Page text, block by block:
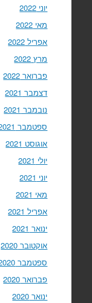
יוני 2022
מאי 2022
אפריל 2022
מרץ 2022
פברואר 2022
דצמבר 2021
נובמבר 2021
ספטמבר 2021
אוגוסט 2021
יולי 2021
יוני 2021
מאי 2021
אפריל 2021
ינואר 2021
אוקטובר 2020
ספטמבר 2020
פברואר 2020
ינואר 2020